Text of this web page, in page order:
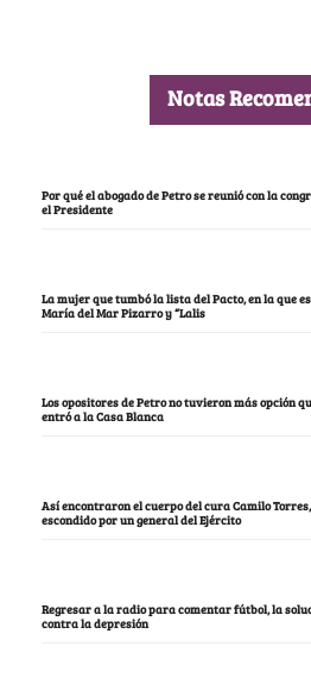
Notas
Por qué el abogado de Petro se reunió con la
el Presidente
La mujer que tumbó la lista del Pacto, en la que
María del Mar Pizarro y “Lalis
Los opositores de Petro no tuvieron más opción
entró a la Casa Blanca
Así encontraron el cuerpo del cura Camilo
escondido por un general del Ejército
Regresar a la radio para comentar fútbol, la
contra la depresión